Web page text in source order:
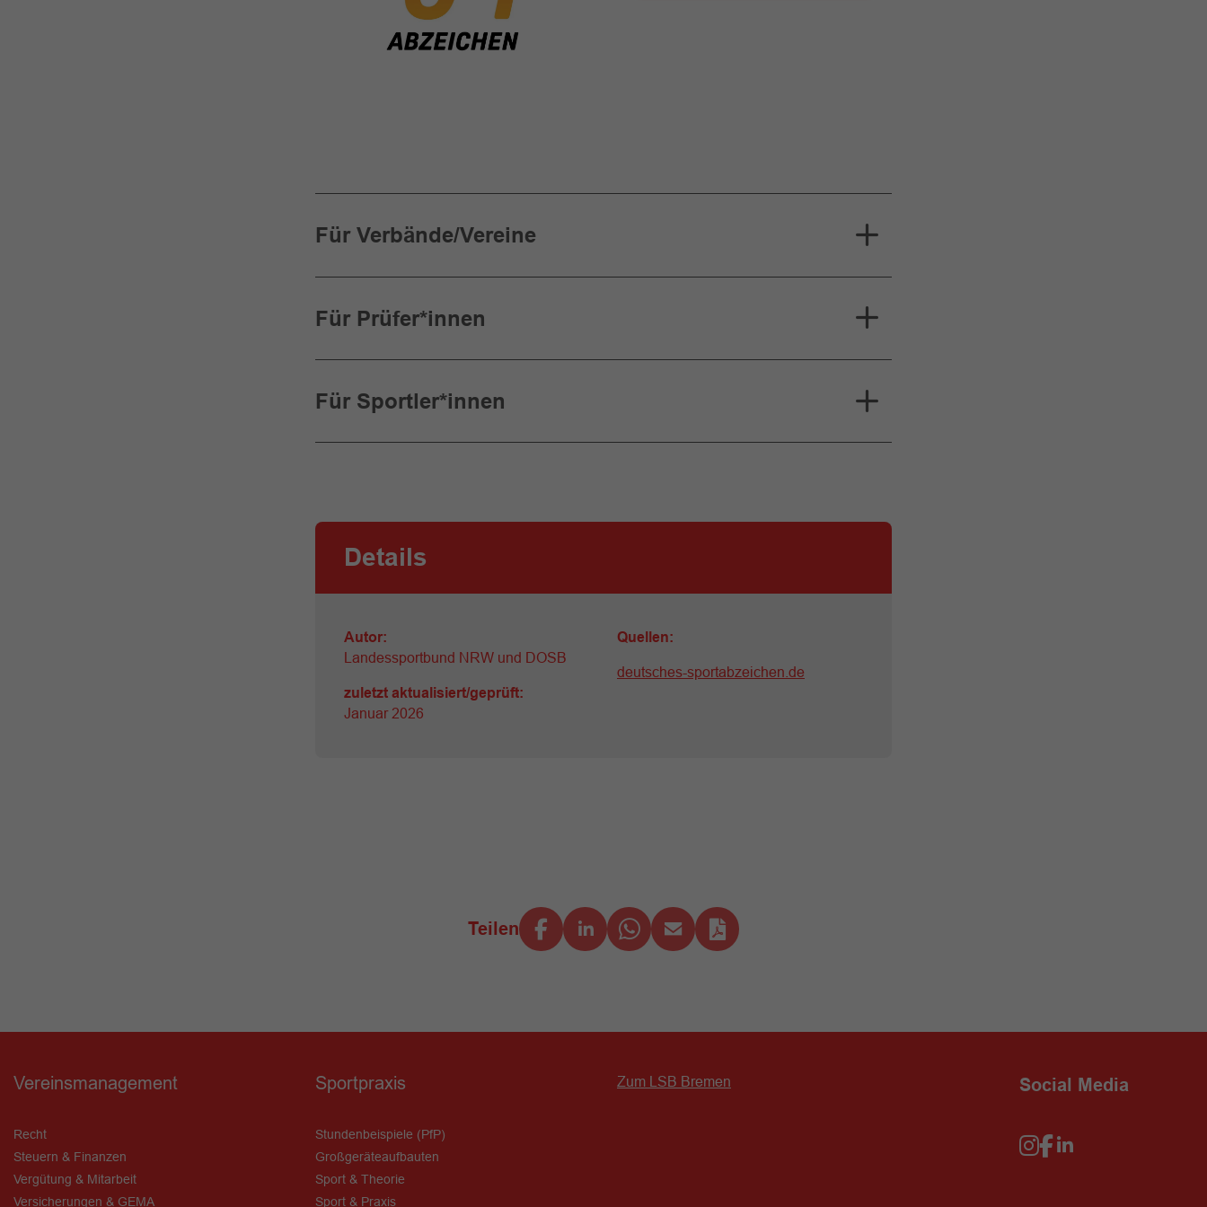
Für Verbände/Vereine
Für Prüfer*innen
Für Sportler*innen
Details
Autor:
Landessportbund NRW und DOSB
zuletzt aktualisiert/geprüft:
Januar 2026
Quellen:
deutsches-sportabzeichen.de
Teilen
Vereinsmanagement
Recht
Steuern & Finanzen
Vergütung & Mitarbeit
Versicherungen & GEMA
Sportpraxis
Stundenbeispiele (PfP)
Großgeräteaufbauten
Sport & Theorie
Sport & Praxis
Zum LSB Bremen Social Media